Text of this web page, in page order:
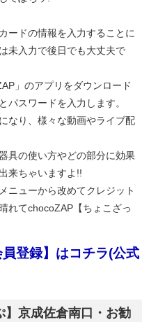
ードの情報を入力することに
未入力で後日でも大丈夫で
」のアプリをダウンロード
パスワードを入力します。
なり、様々な動画やライブ配
具の使い方やどの部分に効果
来ちゃいますよ!!
ニューから改めてクレジット
れてchocoZAP【ちょこざっ
登録】はコチラ(公式
京成佐倉南口・お勧